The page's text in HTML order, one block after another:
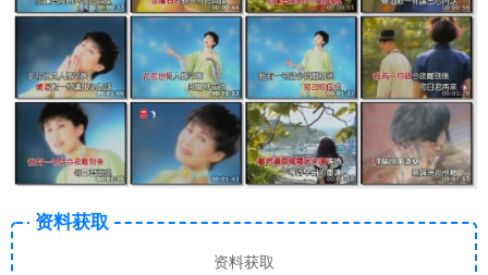
资料获取
资料获取